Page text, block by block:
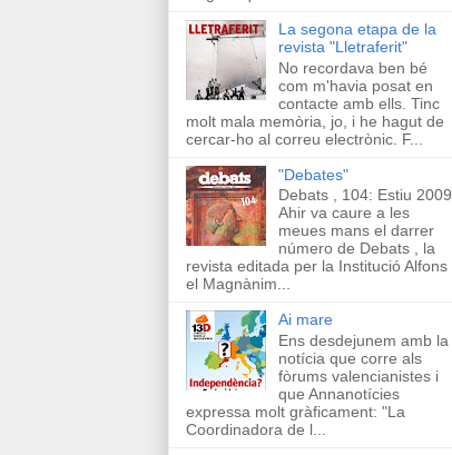
La segona etapa de la
revista "Lletraferit"
No recordava ben bé
com m'havia posat en
contacte amb ells. Tinc
molt mala memòria, jo, i he hagut de
cercar-ho al correu electrònic. F...
"Debates"
Debats , 104: Estiu 2009
Ahir va caure a les
meues mans el darrer
número de Debats , la
revista editada per la Institució Alfons
el Magnànim...
Ai mare
Ens desdejunem amb la
notícia que corre als
fòrums valencianistes i
que Annanotícies
expressa molt gràficament: "La
Coordinadora de l...